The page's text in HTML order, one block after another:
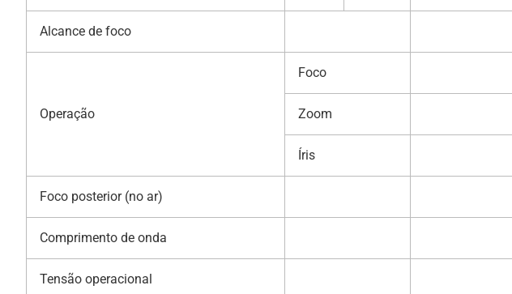
Alcance de foco
Operação
Foco
Zoom
Íris
Foco posterior (no ar)
Comprimento de onda
Tensão operacional